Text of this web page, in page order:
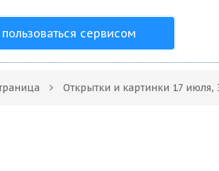
пользоваться сервисом
Открытки и картинки 17 июля,